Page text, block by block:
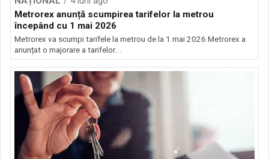
Metrorex anunță scumpirea tarifelor la metrou
începând cu 1 mai 2026
Metrorex va scumpi tarifele la metrou de la 1 mai 2026 Metrorex a
anunțat o majorare a tarifelor...